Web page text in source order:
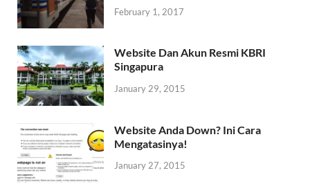
February 1, 2017
Website Dan Akun Resmi KBRI
Singapura
January 29, 2015
Website Anda Down? Ini Cara
Mengatasinya!
January 27, 2015